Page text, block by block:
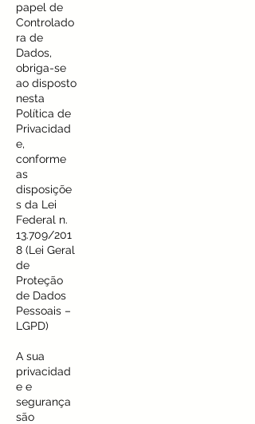
papel de
Controlado
ra de
Dados,
obriga-se
ao disposto
nesta
Política de
Privacidad
e,
conforme
as
disposiçõe
s da Lei
Federal n.
13.709/201
8 (Lei Geral
de
Proteção
de Dados
Pessoais –
LGPD)
A sua
privacidad
e e
segurança
são